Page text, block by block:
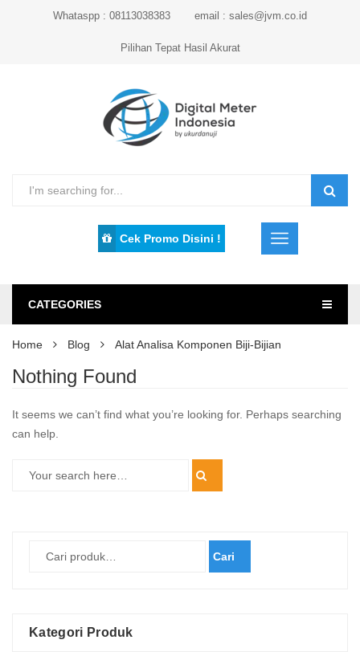
Whataspp : 08113038383 email : sales@jvm.co.id
Pilihan Tepat Hasil Akurat
Cek Promo Disini !
CATEGORIES
Home Blog Alat Analisa Komponen Biji-Bijian
Nothing Found
It seems we can’t find what you’re looking for. Perhaps searching
can help.
Cari
Kategori Produk